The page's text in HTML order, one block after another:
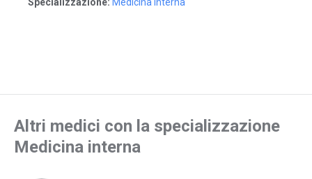
Altri medici con la specializzazione
Medicina interna